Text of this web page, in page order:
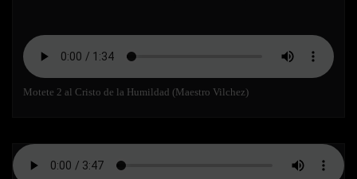
Motete 2 al Cristo de la Humildad (Maestro Vilchez)